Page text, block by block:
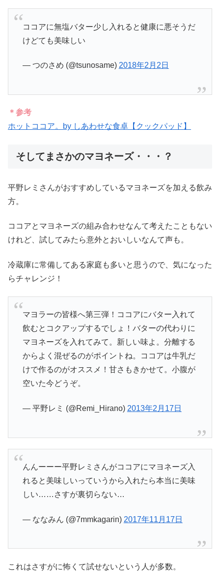
ココアに無塩バター少し入れると健康に悪そうだ
けどても美味しい
— つのさめ (@tsunosame) 2018年2月2日
＊参考
ホットココア。by しあわせな食卓【クックパッド】
そしてまさかのマヨネーズ・・・？
平野レミさんがおすすめしているマヨネーズを加える飲み
方。
ココアとマヨネーズの組み合わせなんて考えたこともない
けれど、試してみたら意外とおいしいなんて声も。
冷蔵庫に常備してある家庭も多いと思うので、気になった
らチャレンジ！
マヨラーの皆様へ第三弾！ココアにバター入れて
飲むとコクアップするでしょ！バターの代わりに
マヨネーズを入れてみて。新しい味よ。分離する
からよく混ぜるのがポイントね。ココアは牛乳だ
けで作るのがオススメ！甘さもきかせて。小腹が
空いた今どうぞ。
— 平野レミ (@Remi_Hirano) 2013年2月17日
んんーーー平野レミさんがココアにマヨネーズ入
れると美味しいっていうから入れたら本当に美味
しい……さすが裏切らない…
— ななみん (@7mmkagarin) 2017年11月17日
これはさすがに怖くて試せないという人が多数。